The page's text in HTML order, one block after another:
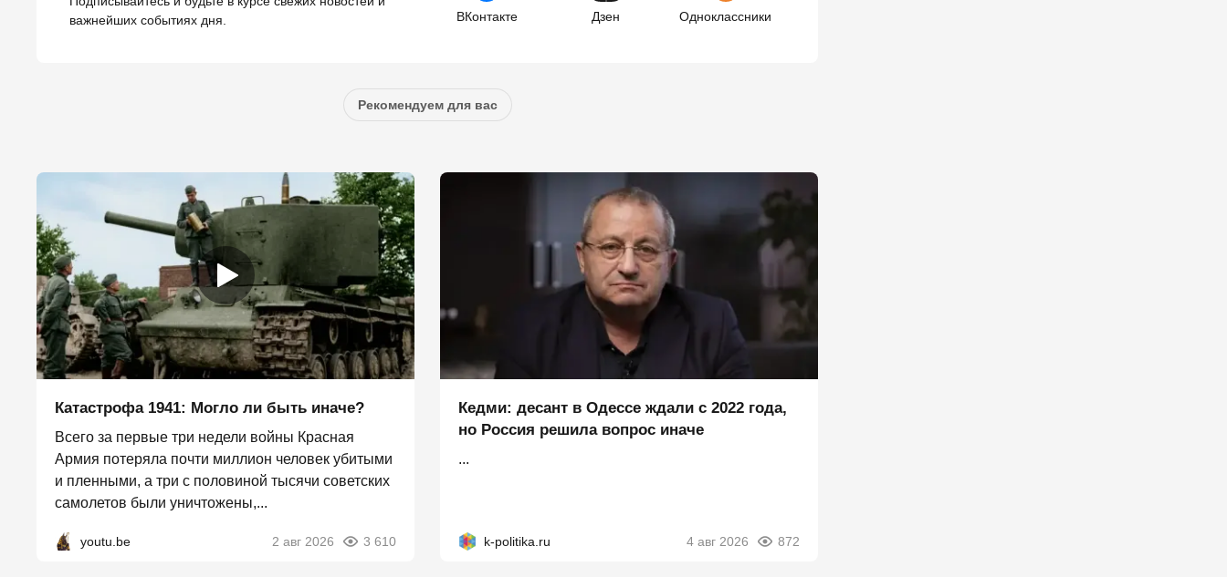
важнейших событиях дня.
ВКонтакте Дзен Одноклассники
Рекомендуем для вас
Катастрофа 1941: Могло ли быть иначе?
Всего за первые три недели войны Красная
Армия потеряла почти миллион человек убитыми
и пленными, а три с половиной тысячи советских
самолетов были уничтожены,...
youtu.be 2 авг 2026 3 610
Кедми: десант в Одессе ждали с 2022 года,
но Россия решила вопрос иначе
...
k-politika.ru 4 авг 2026 872